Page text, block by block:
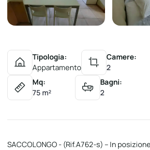
Tipologia:
Appartamento
Camere:
2
Mq:
75 m²
Bagni:
2
SACCOLONGO - (Rif.A762-s) – In